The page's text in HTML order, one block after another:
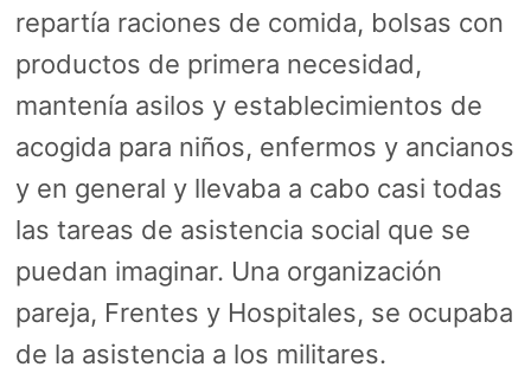
repartía raciones de comida, bolsas con
productos de primera necesidad,
mantenía asilos y establecimientos de
acogida para niños, enfermos y ancianos
y en general y llevaba a cabo casi todas
las tareas de asistencia social que se
puedan imaginar. Una organización
pareja, Frentes y Hospitales, se ocupaba
de la asistencia a los militares.